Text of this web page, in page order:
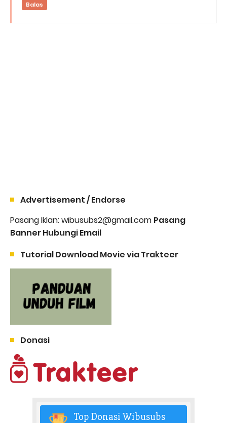
Balas
Advertisement / Endorse
Pasang Iklan: wibusubs2@gmail.com Pasang
Banner Hubungi Email
Tutorial Download Movie via Trakteer
Donasi